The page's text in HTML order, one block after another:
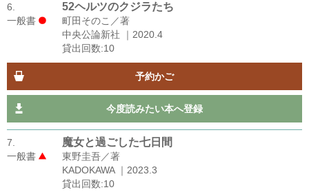
6.
一般書
52ヘルツのクジラたち
町田そのこ／著
中央公論新社 ｜2020.4
貸出回数:10
予約かご
今度読みたい本へ登録
7.
一般書
魔女と過ごした七日間
東野圭吾／著
KADOKAWA ｜2023.3
貸出回数:10